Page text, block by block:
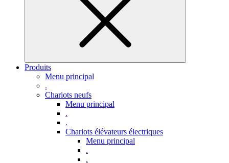
Produits
Menu principal
.
Chariots neufs
Menu principal
.
.
Chariots élévateurs électriques
Menu principal
.
.